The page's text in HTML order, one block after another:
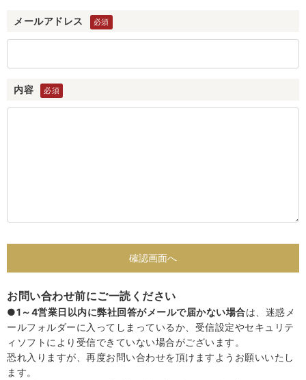
メールアドレス
内容
お問い合わせ前にご一読ください
●1～4営業日以内に弊社回答がメールで届かない場合は、迷惑メ
ールフォルダーに入ってしまっているか、受信設定やセキュリテ
ィソフトにより受信できていない場合がございます。
恐れ入りますが、再度お問い合わせを頂けますようお願いいたし
ます。